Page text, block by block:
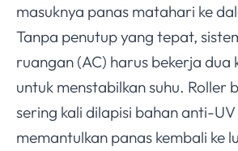
masuknya panas matahari ke
Tanpa penutup yang tepat,
ruangan (AC) harus bekerja dua
untuk menstabilkan suhu. Roller
sering kali dilapisi bahan anti-
memantulkan panas kembali ke